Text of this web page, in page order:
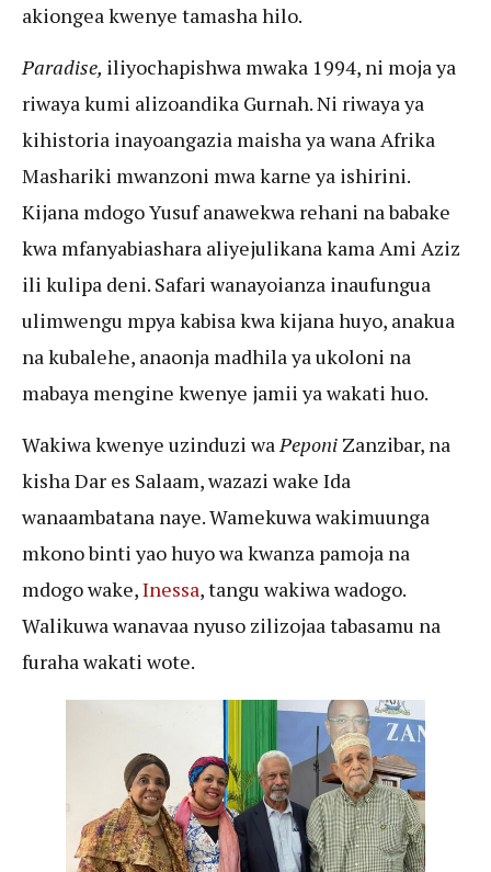
akiongea kwenye tamasha hilo.
Paradise, iliyochapishwa mwaka 1994, ni moja ya
riwaya kumi alizoandika Gurnah. Ni riwaya ya
kihistoria inayoangazia maisha ya wana Afrika
Mashariki mwanzoni mwa karne ya ishirini.
Kijana mdogo Yusuf anawekwa rehani na babake
kwa mfanyabiashara aliyejulikana kama Ami Aziz
ili kulipa deni. Safari wanayoianza inaufungua
ulimwengu mpya kabisa kwa kijana huyo, anakua
na kubalehe, anaonja madhila ya ukoloni na
mabaya mengine kwenye jamii ya wakati huo.
Wakiwa kwenye uzinduzi waPeponi Zanzibar, na
kisha Dar es Salaam, wazazi wake Ida
wanaambatana naye. Wamekuwa wakimuunga
mkono binti yao huyo wa kwanza pamoja na
mdogo wake,Inessa, tangu wakiwa wadogo.
Walikuwa wanavaa nyuso zilizojaa tabasamu na
furaha wakati wote.